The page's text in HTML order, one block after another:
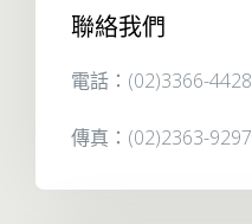
聯絡我們
電話：(02)3366-4428
傳真：(02)2363-9297